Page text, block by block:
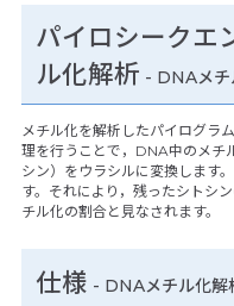
パイロシークエ
ル化解析 - DNAメチ
メチル化を解析したパイログラ
理を行うことで，DNA中のメチ
シン）をウラシルに変換します
す。それにより，残ったシトシ
チル化の割合と見なされます。
仕様 - DNAメチル化解